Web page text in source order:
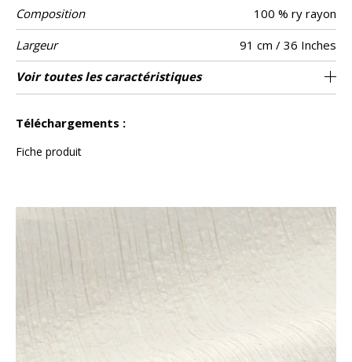
Composition
100 % ry rayon
Largeur
91 cm / 36 Inches
Hauteur
Vendu au mètre
Poids g/m² 370
Description
produit
Rayonne sur intissé
Entretien Epongeable
Pose colle Encollage du mur
Dépose Arrachage à sec
Norme COV A+
ASTME84 Class A
Norme
euroclass
B s1 d0
Pays d'origine Corée du sud
Voir toutes les caractéristiques
Téléchargements :
Fiche produit